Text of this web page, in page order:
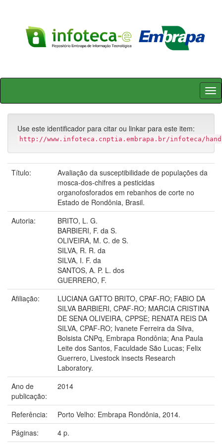
Skip
Use este identificador para citar ou linkar para este item:
http://www.infoteca.cnptia.embrapa.br/infoteca/
Título:
Avaliação da susceptibilidade de populações da
mosca-dos-chifres a pesticidas
organofosforados em rebanhos de corte no
Estado de Rondônia, Brasil.
Autoria:
BRITO, L. G.
BARBIERI, F. da S.
OLIVEIRA, M. C. de S.
SILVA, R. R. da
SILVA, I. F. da
SANTOS, A. P. L. dos
GUERRERO, F.
Afiliação:
LUCIANA GATTO BRITO, CPAF-RO; FABIO DA
SILVA BARBIERI, CPAF-RO; MARCIA CRISTINA
DE SENA OLIVEIRA, CPPSE; RENATA REIS DA
SILVA, CPAF-RO; Ivanete Ferreira da Silva,
Bolsista CNPq, Embrapa Rondônia; Ana Paula
Leite dos Santos, Faculdade São Lucas; Felix
Guerrero, Livestock insects Research
Laboratory.
Ano de
publicação:
2014
Referência:
Porto Velho: Embrapa Rondônia, 2014.
Páginas:
4 p.